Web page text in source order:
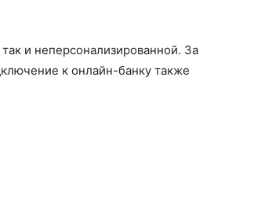
и неперсонализированной. За
к онлайн-банку также